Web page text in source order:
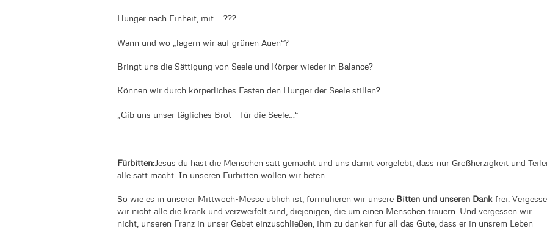
Hunger nach Einheit, mit…..???
Wann und wo „lagern wir auf grünen Auen“?
Bringt uns die Sättigung von Seele und Körper wieder in Balance?
Können wir durch körperliches Fasten den Hunger der Seele stillen?
„Gib uns unser tägliches Brot – für die Seele…“
Fürbitten:Jesus du hast die Menschen satt gemacht und uns damit vorgelebt, dass nur Großherzigkeit und
alle satt macht. In unseren Fürbitten wollen wir beten:
So wie es in unserer Mittwoch-Messe üblich ist, formulieren wir unsere Bitten und unseren Dank frei.
wir nicht alle die krank und verzweifelt sind, diejenigen, die um einen Menschen trauern. Und vergessen wir
nicht, unseren Franz in unser Gebet einzuschließen, ihm zu danken für all das Gute, dass er in unsrem Leben